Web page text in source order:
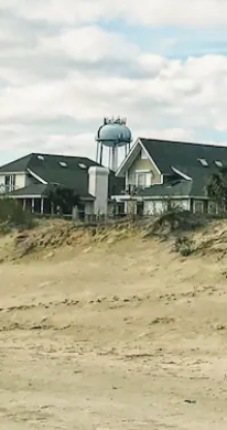
בעזרת תנועות מגע או החלקה.